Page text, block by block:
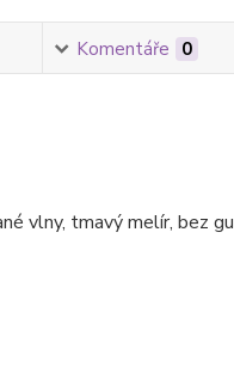
Komentáře 0
vlny, tmavý melír, bez